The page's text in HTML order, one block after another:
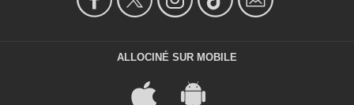
ALLOCINÉ SUR MOBILE